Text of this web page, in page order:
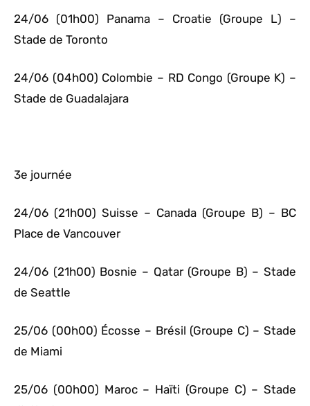
24/06 (01h00) Panama – Croatie (Groupe L) –
Stade de Toronto
24/06 (04h00) Colombie – RD Congo (Groupe K) –
Stade de Guadalajara
3e journée
24/06 (21h00) Suisse – Canada (Groupe B) – BC
Place de Vancouver
24/06 (21h00) Bosnie – Qatar (Groupe B) – Stade
de Seattle
25/06 (00h00) Écosse – Brésil (Groupe C) – Stade
de Miami
25/06 (00h00) Maroc – Haïti (Groupe C) – Stade